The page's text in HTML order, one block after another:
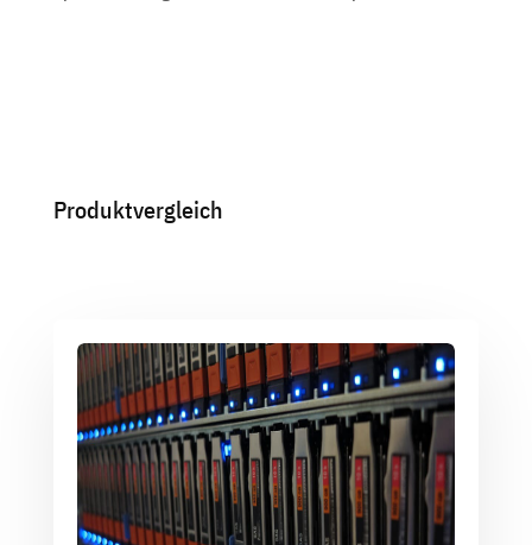
Produktvergleich